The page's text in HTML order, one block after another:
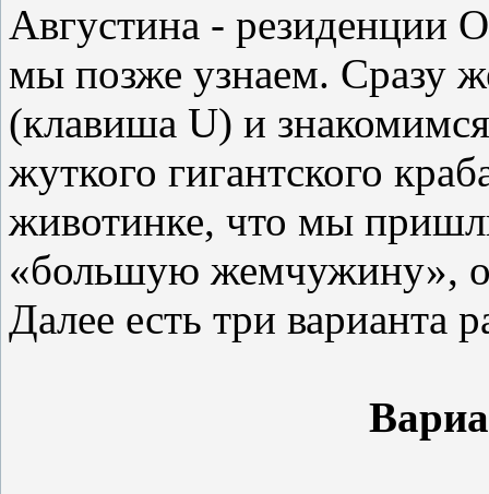
Августина - резиденции
мы позже узнаем. Сразу
(клавиша U) и
жуткого гигантского
животинке, что мы
«большую жемчужину»,
Далее есть три варианта